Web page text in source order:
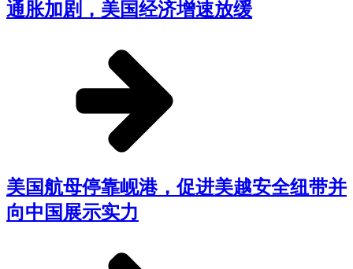
通胀加剧，美国经济增速放缓
美国航母停靠岘港，促进美越安全纽带并
向中国展示实力